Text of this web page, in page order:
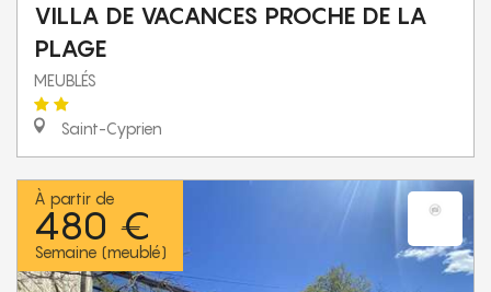
VILLA DE VACANCES PROCHE DE LA
PLAGE
MEUBLÉS
Saint-Cyprien
À partir de
480 €
Semaine (meublé)